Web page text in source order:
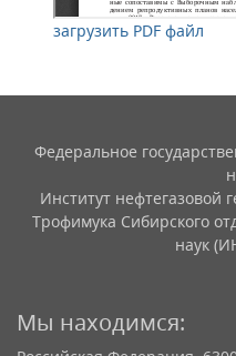
загрузить PDF файл
Федеральное
Институт нефтегазовой
Трофимука Сибирского
наук
Мы находимся: